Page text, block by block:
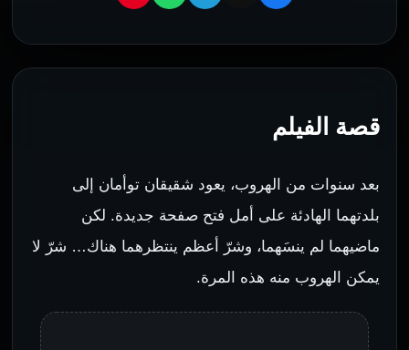
قصة الفيلم
بعد سنوات من الهروب، يعود شقيقان توأمان إلى
بلدتهما الهادئة على أمل فتح صفحة جديدة. لكن
ماضيهما لم ينسَهما، وشرّ أعظم ينتظرهما هناك… شرّ لا
يمكن الهروب منه هذه المرة.